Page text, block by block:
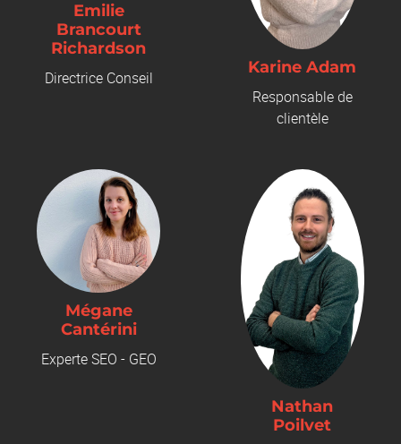
Emilie
Brancourt
Richardson
Directrice Conseil
Karine Adam
Responsable de
clientèle
Mégane
Cantérini
Experte SEO - GEO
Nathan
Poilvet